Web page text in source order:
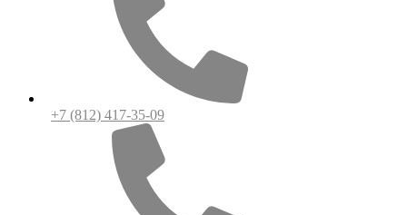
+7 (812) 417-35-09